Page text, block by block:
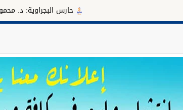
حارس البجراوية: د. محمود